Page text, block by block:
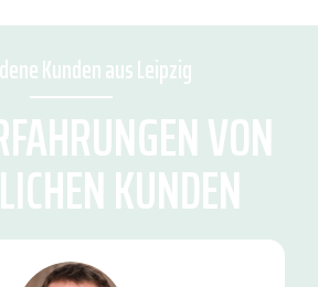
Kunden aus Leipzig
VON
KUNDEN